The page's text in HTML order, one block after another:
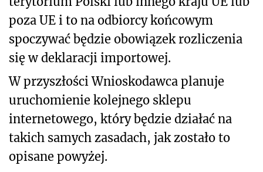
poza UE i to na odbiorcy końcowym
spoczywać będzie obowiązek rozliczenia
się w deklaracji importowej.
W przyszłości Wnioskodawca planuje
uruchomienie kolejnego sklepu
internetowego, który będzie działać na
takich samych zasadach, jak zostało to
opisane powyżej.